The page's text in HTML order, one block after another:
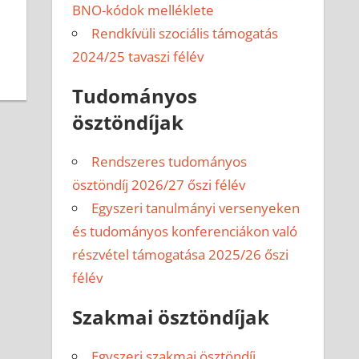
BNO-kódok melléklete
Rendkívüli szociális támogatás
2024/25 tavaszi félév
Tudományos
ösztöndíjak
Rendszeres tudományos
ösztöndíj 2026/27 őszi félév
Egyszeri tanulmányi versenyeken
és tudományos konferenciákon való
részvétel támogatása 2025/26 őszi
félév
Szakmai ösztöndíjak